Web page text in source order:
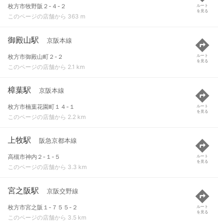
枚方市牧野阪２-４-２
このページの店舗から 363 m
ルート
を見る
御殿山駅 京阪本線
枚方市御殿山町２-２
このページの店舗から 2.1 km
ルート
を見る
樟葉駅 京阪本線
枚方市楠葉花園町１４-１
このページの店舗から 2.2 km
ルート
を見る
上牧駅 阪急京都本線
高槻市神内２-１-５
このページの店舗から 3.3 km
ルート
を見る
宮之阪駅 京阪交野線
枚方市宮之阪１-７５５-２
このページの店舗から 3.5 km
ルート
を見る